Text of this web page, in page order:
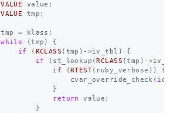
VALUE value ;
VALUE tmp ;
tmp = klass ;
while (tmp )
{
if ( RCLASS ( tmp ) ->iv_tbl )
{
if ( st_lookup ( RCLASS (tmp ) ->
if ( RTEST( ruby_verbose ))
{
cvar_override_check ( id
}
return value ;
}